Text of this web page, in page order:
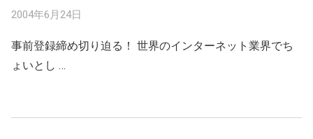
2004年6月24日
事前登録締め切り迫る！ 世界のインターネット業界でち
ょいとし …